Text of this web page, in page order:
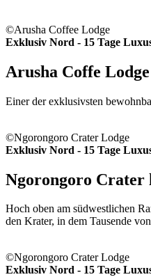
©Arusha Coffee Lodge
Exklusiv Nord - 15 Tage
Arusha Coffe Lodge
Einer der exklusivsten
©Ngorongoro Crater Lodge
Exklusiv Nord - 15 Tage
Ngorongoro Crater
Hoch oben am südwestlichen
den Krater, in dem Tausende
©Ngorongoro Crater Lodge
Exklusiv Nord - 15 Tage